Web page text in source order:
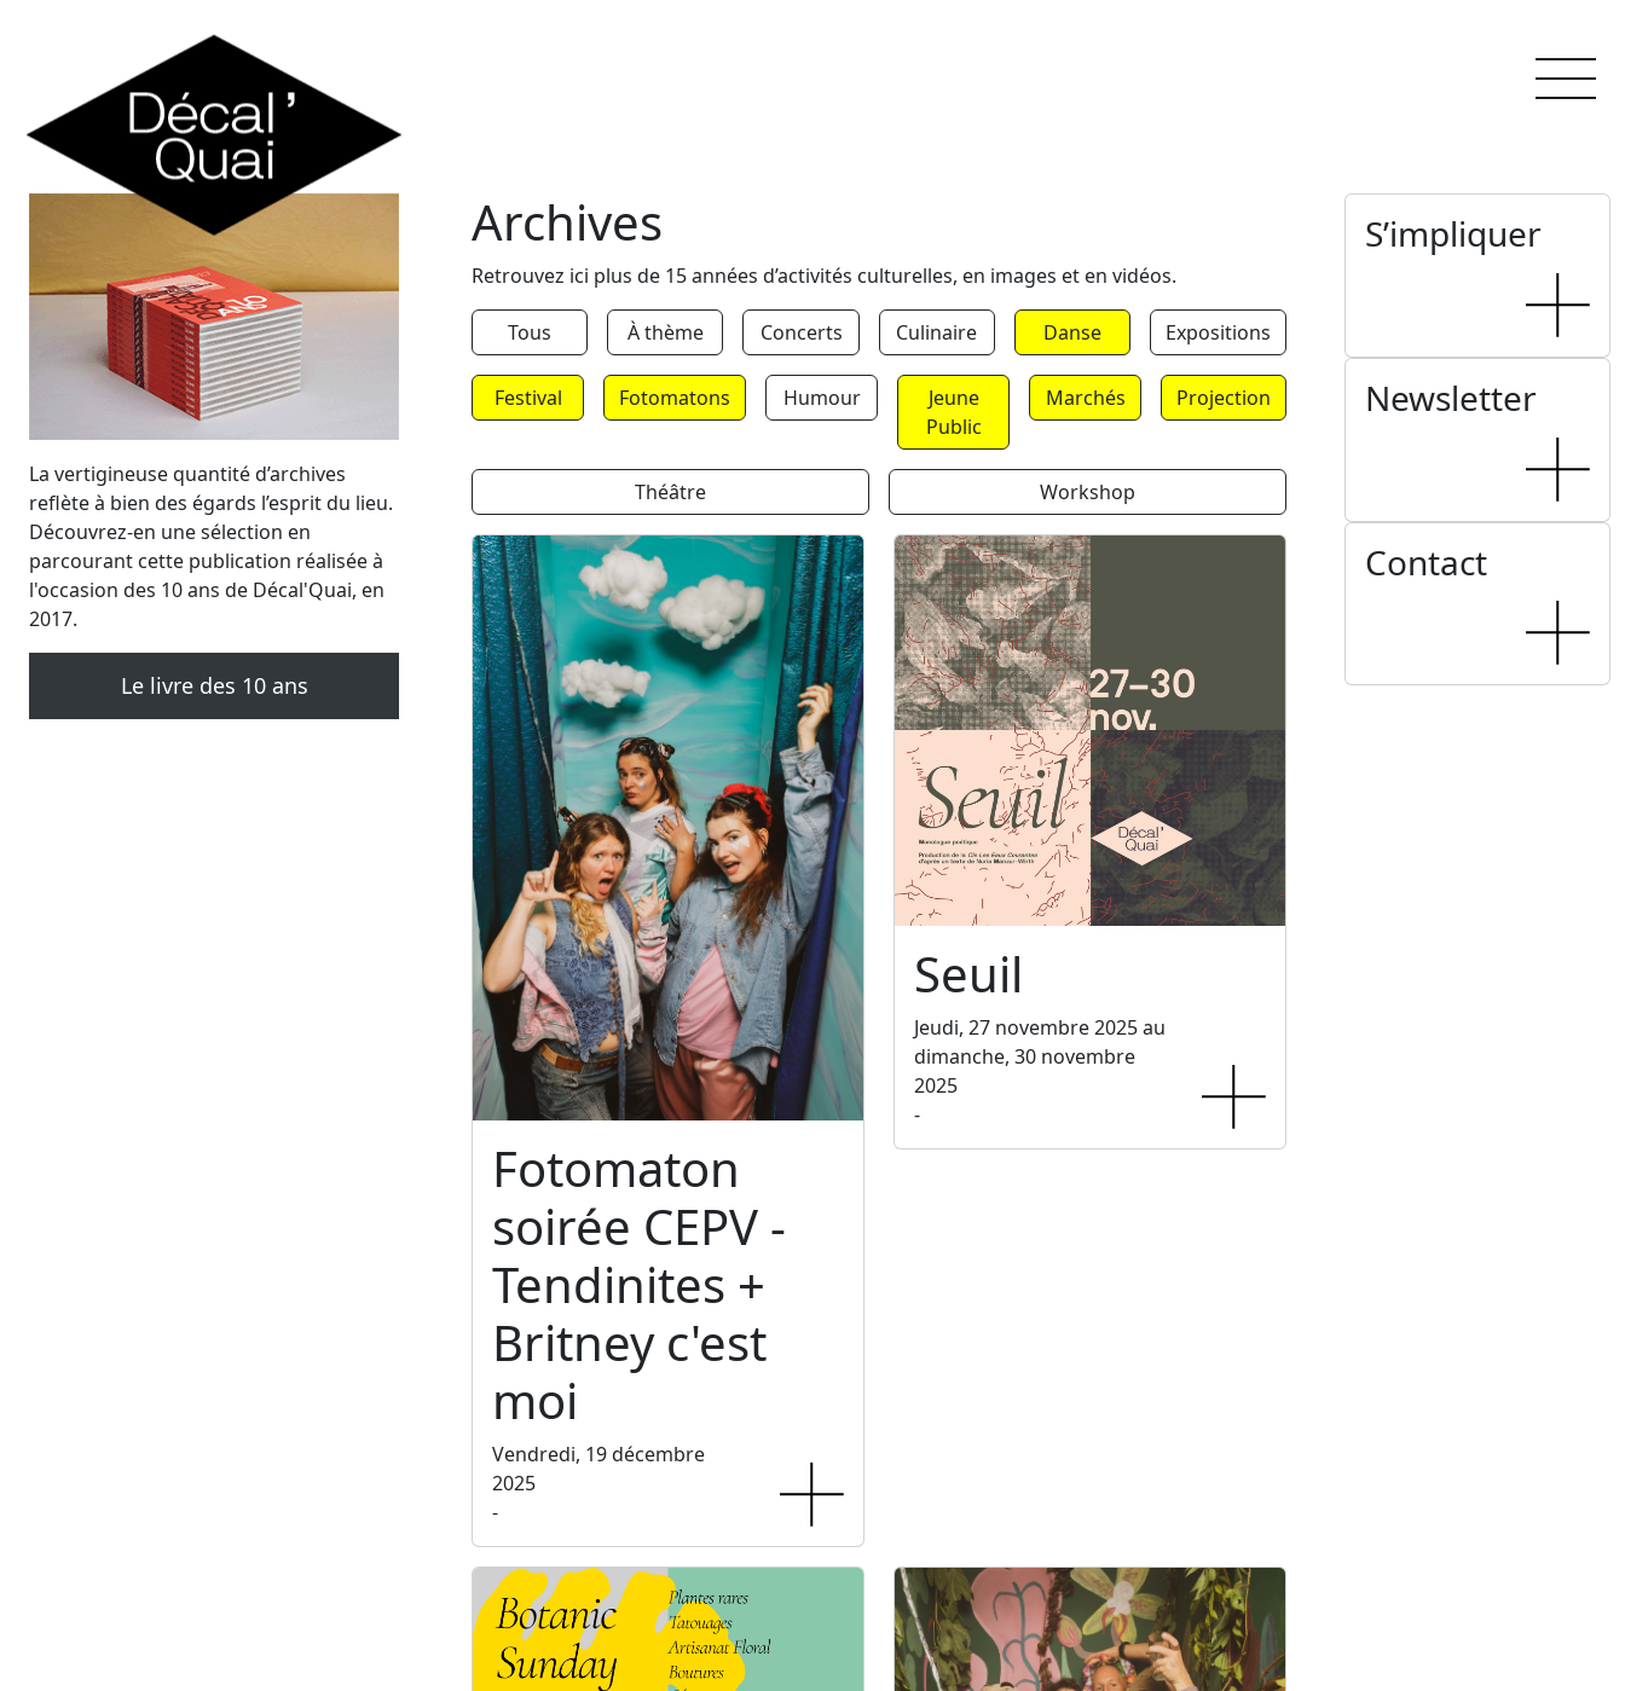
La vertigineuse quantité d’archives
reflète à bien des égards l’esprit du lieu.
Découvrez-en une sélection en
parcourant cette publication réalisée à
l'occasion des 10 ans de Décal'Quai, en
2017.
Le livre des 10 ans
Archives
Retrouvez ici plus de 15 années d’activités culturelles, en images et en vidéos.
Tous À thème Concerts Culinaire Danse Expositions
Festival Fotomatons Humour
Jeune
Public
Marchés Projection
Théâtre Workshop
Fotomaton
soirée CEPV -
Tendinites +
Britney c'est
moi
Vendredi, 19 décembre
2025
-
Seuil
Jeudi, 27 novembre 2025 au
dimanche, 30 novembre
2025
-
S’impliquer
Newsletter
Contact